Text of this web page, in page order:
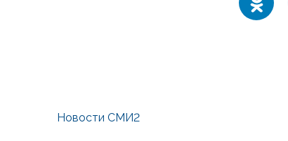
Новости СМИ2